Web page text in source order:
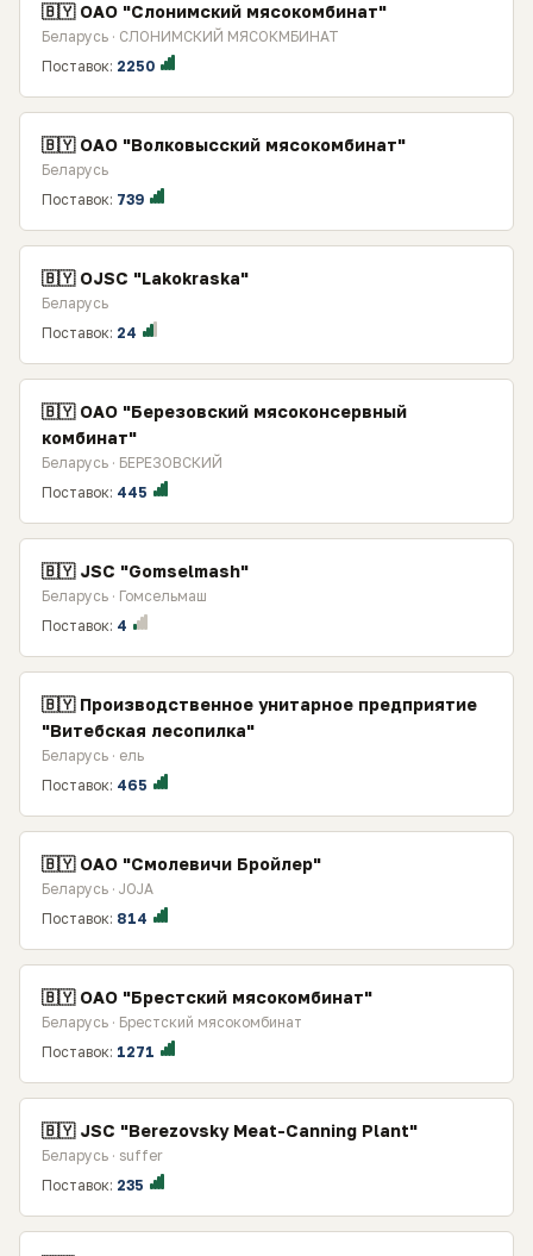
🇧🇾 ОАО "Слонимский мясокомбинат"
Беларусь · СЛОНИМСКИЙ МЯСОКМБИНАТ
Поставок: 2250
🇧🇾 ОАО "Волковысский мясокомбинат"
Беларусь
Поставок: 739
🇧🇾 OJSC "Lakokraska"
Беларусь
Поставок: 24
🇧🇾 ОАО "Березовский мясоконсервный
комбинат"
Беларусь · БЕРЕЗОВСКИЙ
Поставок: 445
🇧🇾 JSC "Gomselmash"
Беларусь · Гомсельмаш
Поставок: 4
🇧🇾 Производственное унитарное предприятие
"Витебская лесопилка"
Беларусь · ель
Поставок: 465
🇧🇾 ОАО "Смолевичи Бройлер"
Беларусь · JOJA
Поставок: 814
🇧🇾 ОАО "Брестский мясокомбинат"
Беларусь · Брестский мясокомбинат
Поставок: 1271
🇧🇾 JSC "Berezovsky Meat-Canning Plant"
Беларусь · suffer
Поставок: 235